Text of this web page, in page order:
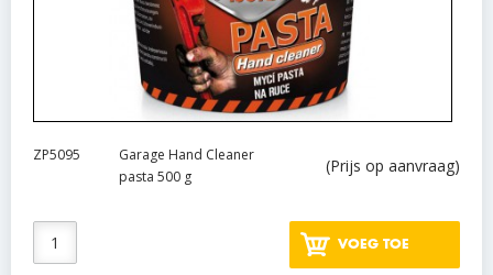
ZP5095
Garage Hand Cleaner
pasta 500 g
(Prijs op aanvraag)
VOEG TOE